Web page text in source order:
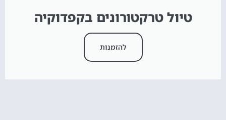
טיול טרקטורונים בקפדוקיה
להזמנות